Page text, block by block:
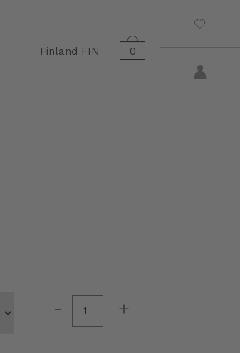
0
Finland FIN
- +